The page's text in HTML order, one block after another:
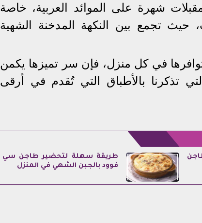
شهرة على الموائد العربية، خاصة
حيث تجمع بين النكهة المدخنة الشهية
في كل منزل، فإن سر تميزها يكمن
تذكرنا بالأطباق التي تُقدم في أرقى
طريقة سهلة لتحضير طاجن سي
فوود بالجبن الشهي في المنزل